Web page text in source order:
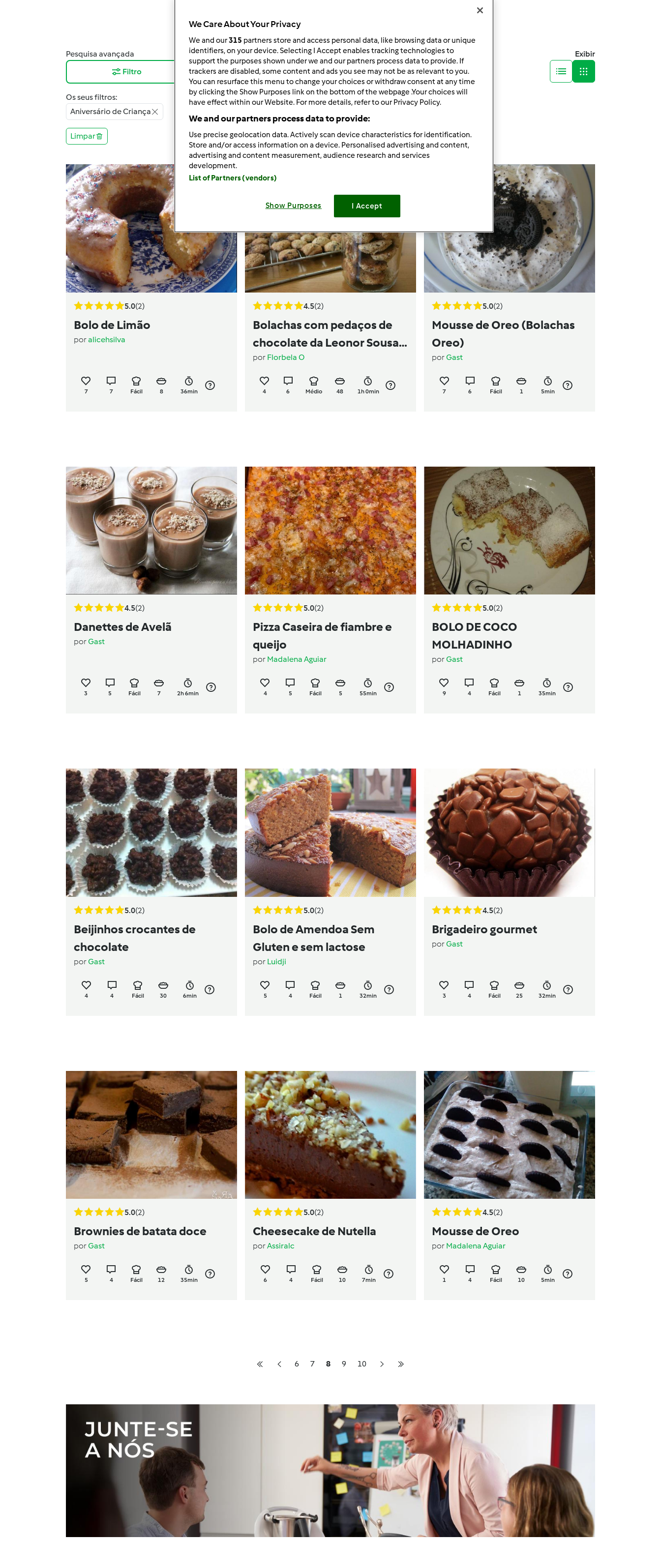
512
Pesquisa avançada
Filtro
Resultados por página:
12
Ordenar por:
Predefinido
Exibir
Os seus filtros:
Aniversário de Criança
Limpar
5.0(2)
Bolo de Limão
poralicehsilva
7 7 Fácil 8 36min
4.5(2)
Bolachas com pedaços de
chocolate da Leonor Sousa
Bastos
por Florbela O
4 6 Médio 48 1h 0min
5.0(2)
Mousse de Oreo (Bolachas
Oreo)
porGast
7 6 Fácil 1 5min
4.5(2)
Danettes de Avelã
porGast
3 5 Fácil 7 2h 6min
5.0(2)
Pizza Caseira de fiambre e
queijo
por Madalena Aguiar
4 5 Fácil 5 55min
5.0(2)
BOLO DE COCO
MOLHADINHO
porGast
9 4 Fácil 1 35min
5.0(2)
Beijinhos crocantes de
chocolate
porGast
4 4 Fácil 30 6min
5.0(2)
Bolo de Amendoa Sem
Gluten e sem lactose
por Luidji
5 4 Fácil 1 32min
4.5(2)
Brigadeiro gourmet
porGast
3 4 Fácil 25 32min
5.0(2)
Brownies de batata doce
porGast
5 4 Fácil 12 35min
5.0(2)
Cheesecake de Nutella
porAssiralc
6 4 Fácil 10 7min
4.5(2)
Mousse de Oreo
por Madalena Aguiar
1 4 Fácil 10 5min
6 7 8 9 10
We Care About Your Privacy
We and our315 partners store and access personal data, like browsing data or unique
identifiers, on your device. Selecting I Accept enables tracking technologies to
support the purposes shown under we and our partners process data to provide. If
trackers are disabled, some content and ads you see may not be as relevant to you.
You can resurface this menu to change your choices or withdraw consent at any time
by clicking the Show Purposes link on the bottom of the webpage .Your choices will
have effect within our Website. For more details, refer to our Privacy Policy.
We and our partners process data to provide:
Use precise geolocation data. Actively scan device characteristics for identification.
Store and/or access information on a device. Personalised advertising and content,
advertising and content measurement, audience research and services
development.
List of Partners (vendors)
Show Purposes I Accept